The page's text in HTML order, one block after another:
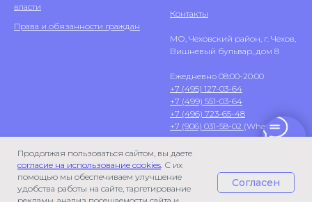
Продолжая пользоваться сайтом, вы даете
согласие на использование cookies. С их
помощью мы обеспечиваем улучшение
удобства работы на сайте, таргетирование
Согласен
власти
Права и обязанности граждан
Контакты
МО, Чеховский район, г. Чехов,
Вишневый бульвар, дом 8
Ежедневно 08:00-20:00
+7 (495) 127-03-64
+7 (499) 551-03-64
+7 (496) 723-65-48
+7 (906) 031-58-02 (WhatsApp)